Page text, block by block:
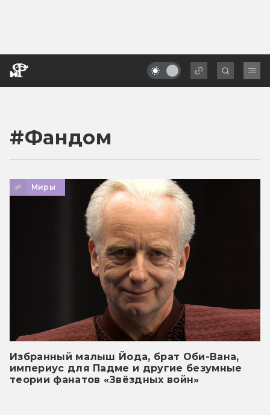
#Фандом
Миры
Избранный малыш Йода, брат Оби-Вана,
империус для Падме и другие безумные
теории фанатов «Звёздных войн»